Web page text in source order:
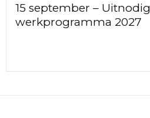
15 september –
werkprogramma 2027